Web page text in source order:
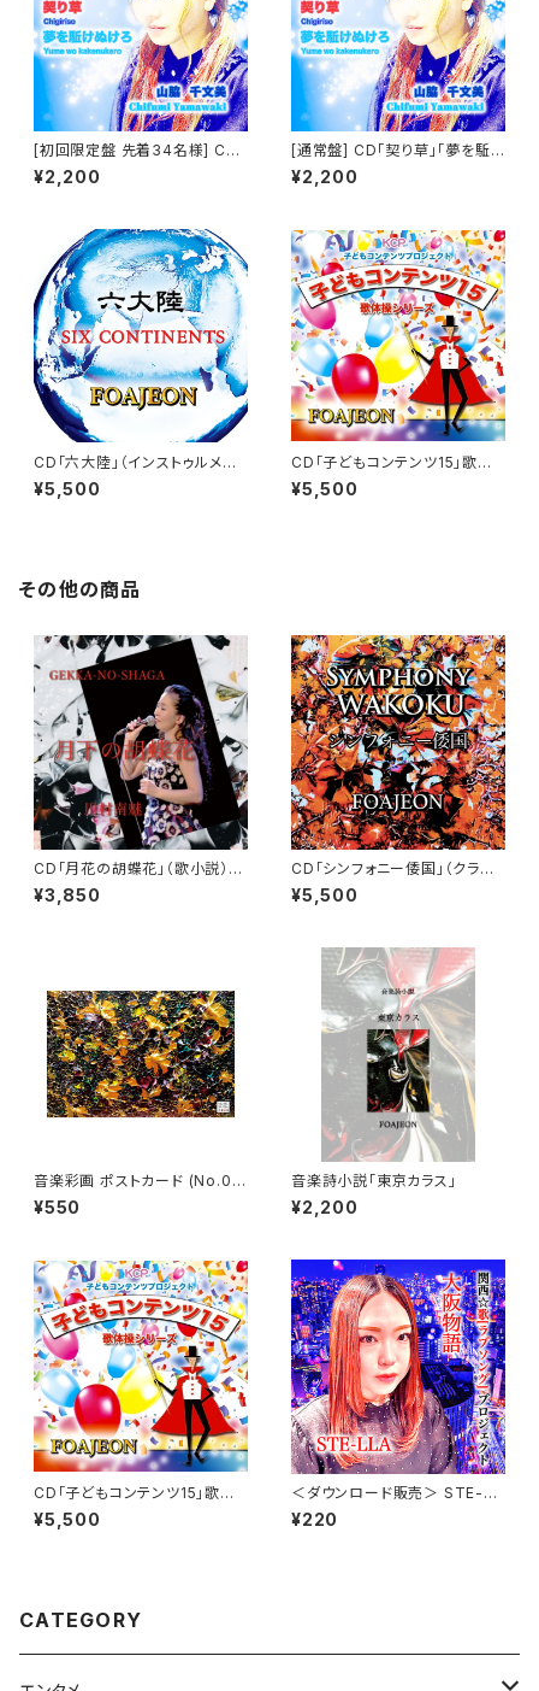
[初回限定盤 先着34名様] CD
「契り草」「夢を駈けぬけろ」 山
脇 千文美
¥2,200
[通常盤] CD「契り草」「夢を駈
¥2,200
CD「六大陸」（インストゥルメン
タル）
¥5,500
CD「子どもコンテンツ15」歌体
操シリーズ（子どもコンテンツ）
¥5,500
その他の商品
CD「月花の胡蝶花」（歌小説）川
村南魅
¥3,850
CD「シンフォニー倭国」（クラシ
ック/ JAPAN）
¥5,500
音楽彩画 ポストカード (No.09
01)
¥550
音楽詩小説「東京カラス」
¥2,200
CD「子どもコンテンツ15」歌体
操シリーズ（子どもコンテンツ）
¥5,500
＜ダウンロード販売＞ STE-LL
A 『大阪物語』(シングル)
¥220
CATEGORY